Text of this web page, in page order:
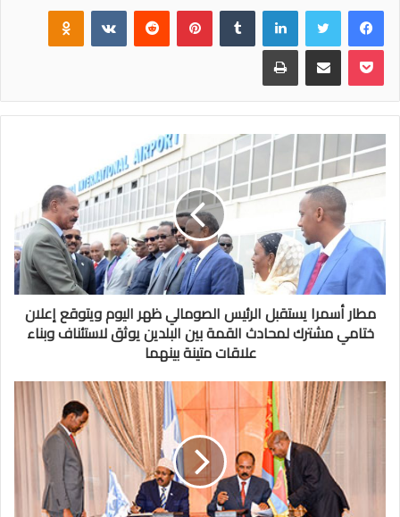
فيسبوك لينكدإن بينتيريست
بوكيت
مطار أسمرا يستقبل الرئيس الصومالي ظهر اليوم ويتوقع إعلان
ختامي مشترك لمحادث القمة بين البلدين يوثق لاستئناف وبناء
علاقات متينة بينهما